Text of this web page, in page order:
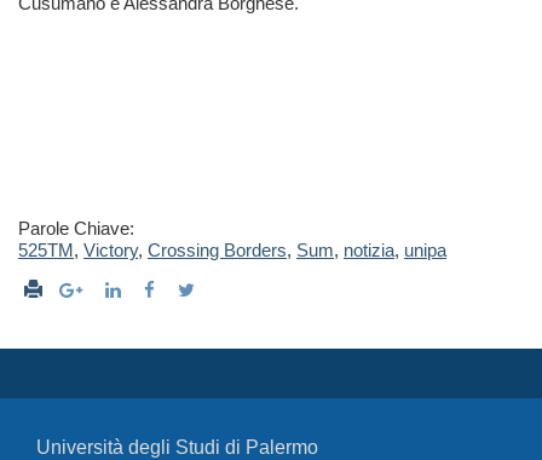
Parole Chiave:
525TM, Victory, Crossing Borders, Sum, notizia, unipa
Università degli Studi di Palermo